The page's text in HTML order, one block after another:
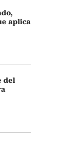
aplica
del